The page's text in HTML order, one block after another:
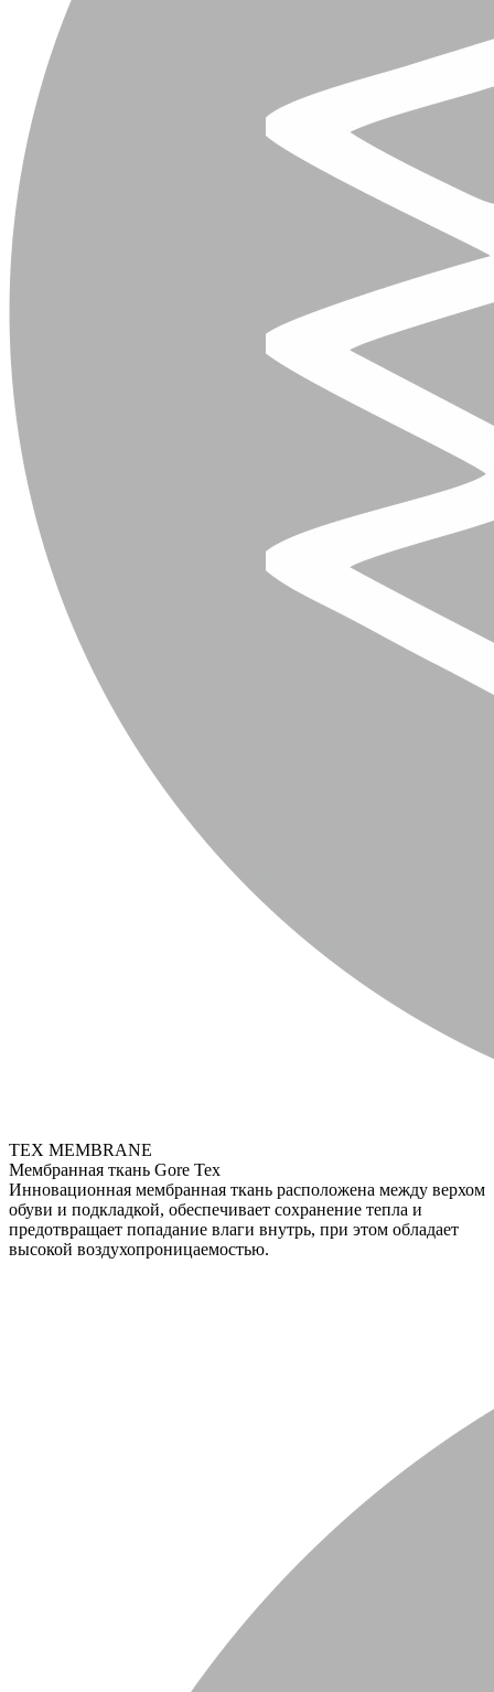
TEX MEMBRANE
Мембранная ткань Gore Tex
Инновационная мембранная ткань расположена между верхом
обуви и подкладкой, обеспечивает сохранение тепла и
предотвращает попадание влаги внутрь, при этом обладает
высокой воздухопроницаемостью.